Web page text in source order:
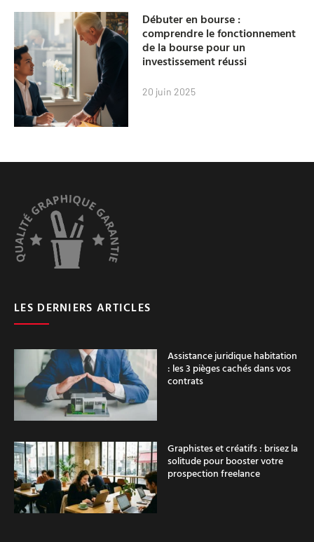
Débuter en bourse :
comprendre le fonctionnement
de la bourse pour un
investissement réussi
20 juin 2025
LES DERNIERS ARTICLES
Assistance juridique habitation
: les 3 pièges cachés dans vos
contrats
Graphistes et créatifs : brisez la
solitude pour booster votre
prospection freelance